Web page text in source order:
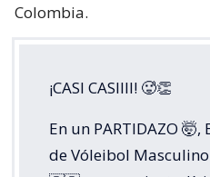
Colombia.
¡CASI CASIIII! 🥵👏
En un PARTIDAZO
de Vóleibol